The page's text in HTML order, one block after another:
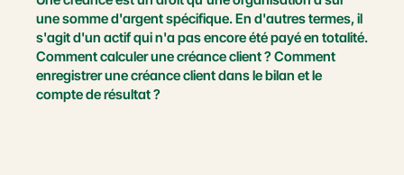
une somme d'argent spécifique. En d'autres termes, il
s'agit d'un actif qui n'a pas encore été payé en totalité.
Comment calculer une créance client ? Comment
enregistrer une créance client dans le bilan et le
compte de résultat ?